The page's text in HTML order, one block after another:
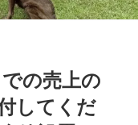
の売上の
してくだ